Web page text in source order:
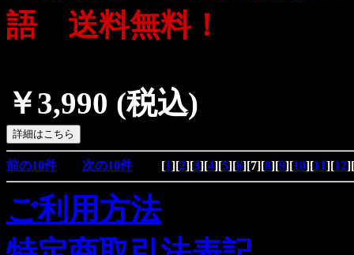
語 送料無料！
￥3,990 (税込)
前の10件 次の10件[1][2][3][4][5][6][7][8][9][10][11][12][
ご利用方法